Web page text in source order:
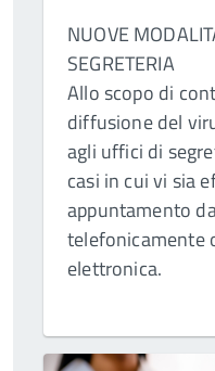
NUOVE
SEGRETERIA
Allo scopo di
diffusione del
agli uffici di
casi in cui vi sia
appuntamento
telefonicamente
elettronica.